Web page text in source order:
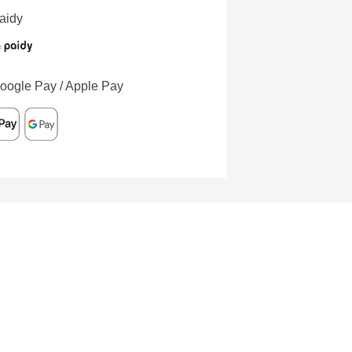
Pay / Apple Pay